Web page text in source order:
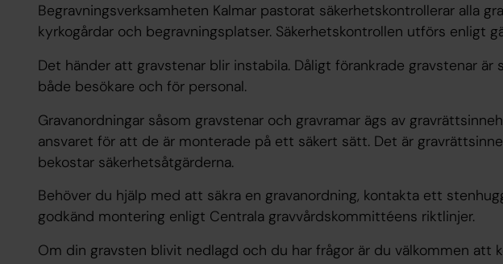
Begravningsverksamheten Kalmar pastorat säkerhetskontrollerar alla
kyrkogårdar och begravningsplatser. Säkerhetskontrollen utförs enligt
Det händer att gravstenar blir instabila. Dåligt förankrade gravstenar är
både besökare och för personal.
Gravanordningar såsom gravstenar och gravramar ägs av
ansvaret för att de är monterade på ett säkert sätt. Det är
bekostar säkerhetsåtgärderna.
Behöver du hjälp med att säkra en gravanordning, kontakta ett
godkänd montering enligt Centrala gravvårdskommittéens riktlinjer.
Om din gravsten blivit nedlagd och du har frågor är du välkommen att